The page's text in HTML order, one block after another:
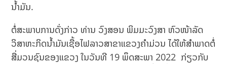
ນໍ້າມັນ.
ຕໍ່ສະພາບການດັ່ງກ່າວ ທ່ານ ວົງສອນ ພິມມະວົງສາ ຫົວໜ້າລັດ
ວິສາຫະກິດນໍ້າມັນເຊື້ອໄຟລາວສາຂາແຂວງຄຳມ່ວນ ໄດ້ໃຫ້ສຳພາດຕໍ່
ສື່ມວນຊົນຂອງແຂວງ ໃນວັນທີ 19 ພຶດສະພາ 2022 ກ່ຽວກັບ